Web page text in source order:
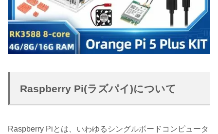
Raspberry Pi(ラズパイ)について
Raspberry Piとは、いわゆるシングルボードコンピュータ